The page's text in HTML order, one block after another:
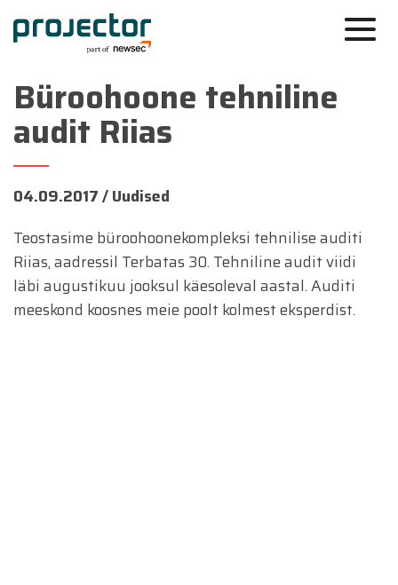
Büroohoone tehniline
audit Riias
04.09.2017 /Uudised
Teostasime büroohoonekompleksi tehnilise auditi
Riias, aadressil Terbatas 30. Tehniline audit viidi
läbi augustikuu jooksul käesoleval aastal. Auditi
meeskond koosnes meie poolt kolmest eksperdist.